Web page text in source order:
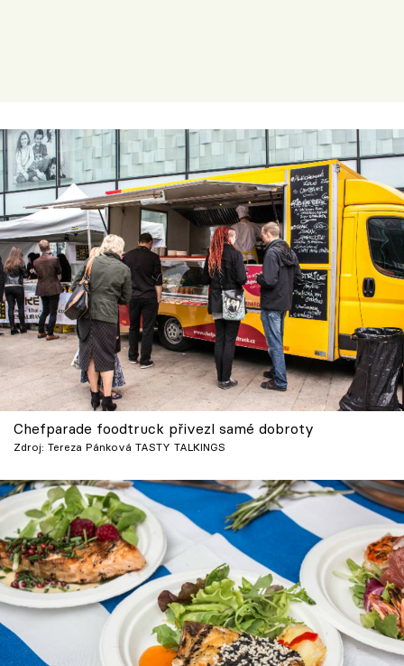
Chefparade foodtruck přivezl samé dobroty
Zdroj: Tereza Pánková TASTY TALKINGS